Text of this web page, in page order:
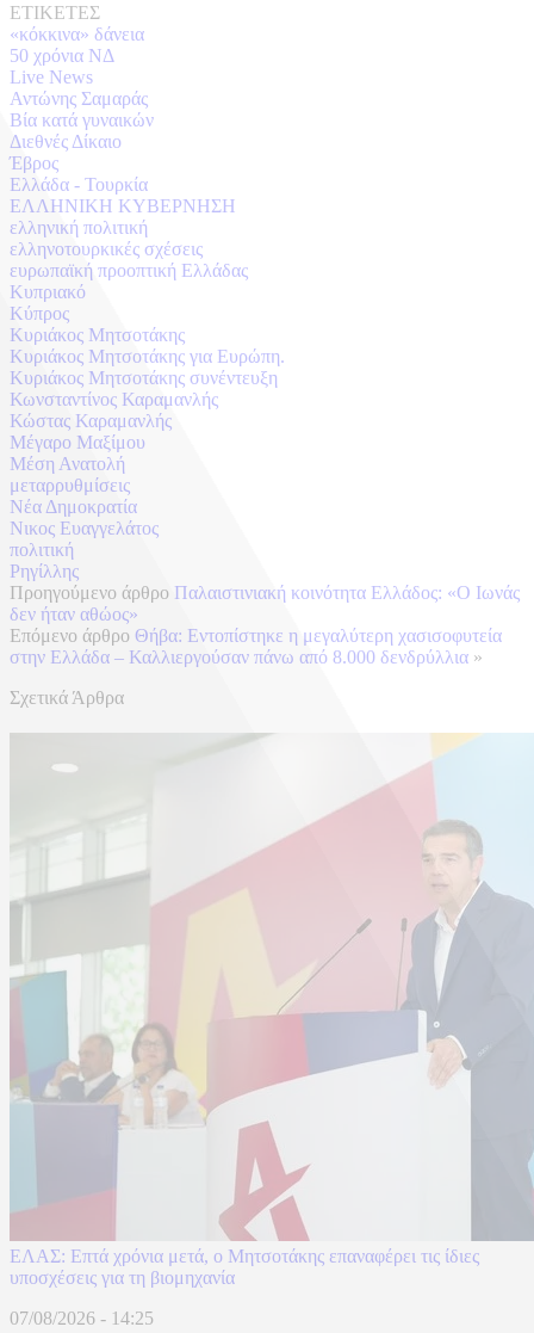
ΕΤΙΚΕΤΕΣ
«κόκκινα» δάνεια
50 χρόνια ΝΔ
Live News
Αντώνης Σαμαράς
Βία κατά γυναικών
Διεθνές Δίκαιο
Έβρος
Ελλάδα - Τουρκία
ΕΛΛΗΝΙΚΗ ΚΥΒΕΡΝΗΣΗ
ελληνική πολιτική
ελληνοτουρκικές σχέσεις
ευρωπαϊκή προοπτική Ελλάδας
Κυπριακό
Κύπρος
Κυριάκος Μητσοτάκης
Κυριάκος Μητσοτάκης για Ευρώπη.
Κυριάκος Μητσοτάκης συνέντευξη
Κωνσταντίνος Καραμανλής
Κώστας Καραμανλής
Μέγαρο Μαξίμου
Μέση Ανατολή
μεταρρυθμίσεις
Νέα Δημοκρατία
Νικος Ευαγγελάτος
πολιτική
Ρηγίλλης
Προηγούμενο άρθρο Παλαιστινιακή κοινότητα Ελλάδος: «Ο Ιωνάς
δεν ήταν αθώος»
Επόμενο άρθρο Θήβα: Εντοπίστηκε η μεγαλύτερη χασισοφυτεία
στην Ελλάδα – Καλλιεργούσαν πάνω από 8.000 δενδρύλλια »
Σχετικά Άρθρα
ΕΛΑΣ: Επτά χρόνια μετά, ο Μητσοτάκης επαναφέρει τις ίδιες
υποσχέσεις για τη βιομηχανία
07/08/2026 - 14:25